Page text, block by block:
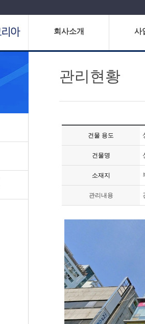
회사소개 사
관리현황
건물 용도
건물명
소재지
관리내용